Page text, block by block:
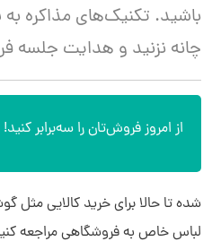
باشید. تکنیک‌های مذاکره
چانه نزنید و هدایت جلسه
از امروز فروش‌تان را سه‌برابر کنید!
شده تا حالا برای خرید کالایی مثل
لباس خاص به فروشگاهی مراجعه